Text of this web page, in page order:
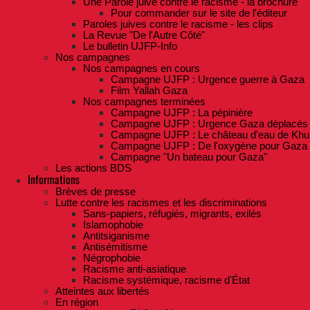
Pour commander sur le site de l'éditeur
Paroles juives contre le racisme - les clips
La Revue "De l'Autre Côté"
Le bulletin UJFP-Info
Nos campagnes
Nos campagnes en cours
Campagne UJFP : Urgence guerre à Gaza
Film Yallah Gaza
Nos campagnes terminées
Campagne UJFP : La pépinière
Campagne UJFP : Urgence Gaza déplacés
Campagne UJFP : Le château d'eau de
Campagne UJFP : De l'oxygène pour Gaza
Campagne "Un bateau pour Gaza"
Les actions BDS
Informations
Brèves de presse
Lutte contre les racismes et les discriminations
Sans-papiers, réfugiés, migrants, exilés
Islamophobie
Antitsiganisme
Antisémitisme
Négrophobie
Racisme anti-asiatique
Racisme systémique, racisme d'État
Atteintes aux libertés
En région